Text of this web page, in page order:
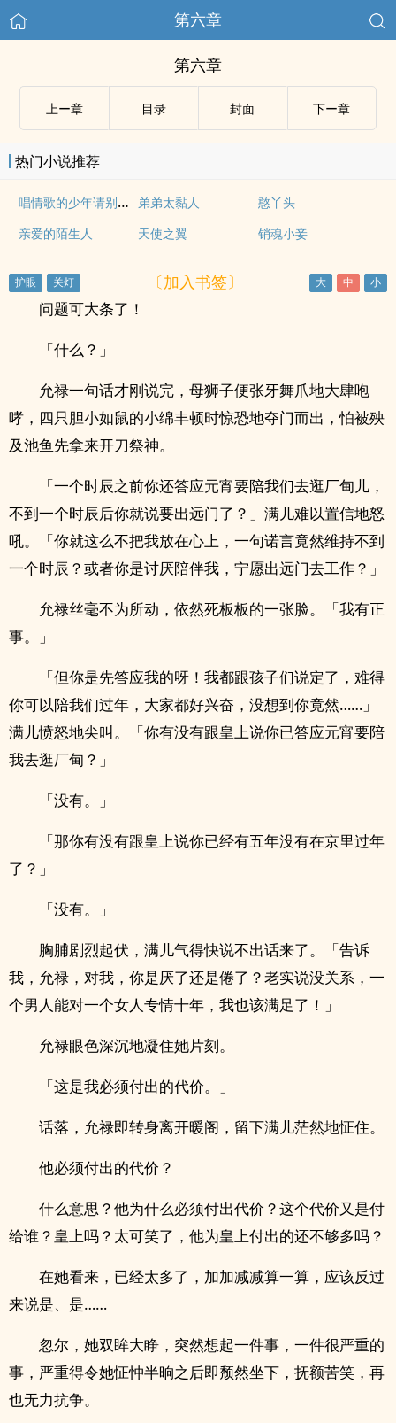
第六章
第六章
上ー章 目录 封面 下ー章
热门小说推荐
唱情歌的少年请别忧伤 弟弟太黏人
憨丫头
亲爱的陌生人
天使之翼 销魂小妾
〔加入书签〕
问题可大条了！
「什么？」
允禄一句话才刚说完，母狮子便张牙舞爪地大肆咆
哮，四只胆小如鼠的小绵丰顿时惊恐地夺门而出，怕被殃
及池鱼先拿来开刀祭神。
「一个时辰之前你还答应元宵要陪我们去逛厂甸儿，
不到一个时辰后你就说要出远门了？」满儿难以置信地怒
吼。「你就这么不把我放在心上，一句诺言竟然维持不到
一个时辰？或者你是讨厌陪伴我，宁愿出远门去工作？」
允禄丝毫不为所动，依然死板板的一张脸。「我有正
事。」
「但你是先答应我的呀！我都跟孩子们说定了，难得
你可以陪我们过年，大家都好兴奋，没想到你竟然……」
满儿愤怒地尖叫。「你有没有跟皇上说你已答应元宵要陪
我去逛厂甸？」
「没有。」
「那你有没有跟皇上说你已经有五年没有在京里过年
了？」
「没有。」
胸脯剧烈起伏，满儿气得快说不出话来了。「告诉
我，允禄，对我，你是厌了还是倦了？老实说没关系，一
个男人能对一个女人专情十年，我也该满足了！」
允禄眼色深沉地凝住她片刻。
「这是我必须付出的代价。」
话落，允禄即转身离开暖阁，留下满儿茫然地怔住。
他必须付出的代价？
什么意思？他为什么必须付出代价？这个代价又是付
给谁？皇上吗？太可笑了，他为皇上付出的还不够多吗？
在她看来，已经太多了，加加减减算一算，应该反过
来说是、是……
忽尔，她双眸大睁，突然想起一件事，一件很严重的
事，严重得令她怔忡半晌之后即颓然坐下，抚额苦笑，再
也无力抗争。